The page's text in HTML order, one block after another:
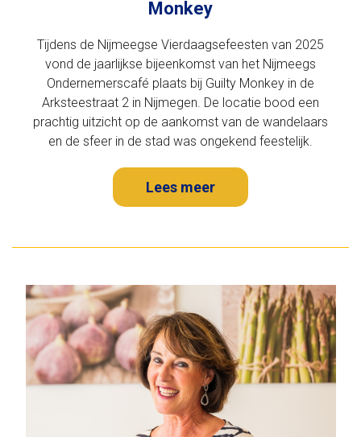
Monkey
Tijdens de Nijmeegse Vierdaagsefeesten van 2025
vond de jaarlijkse bijeenkomst van het Nijmeegs
Ondernemerscafé plaats bij Guilty Monkey in de
Arksteestraat 2 in Nijmegen. De locatie bood een
prachtig uitzicht op de aankomst van de wandelaars
en de sfeer in de stad was ongekend feestelijk.
Lees meer